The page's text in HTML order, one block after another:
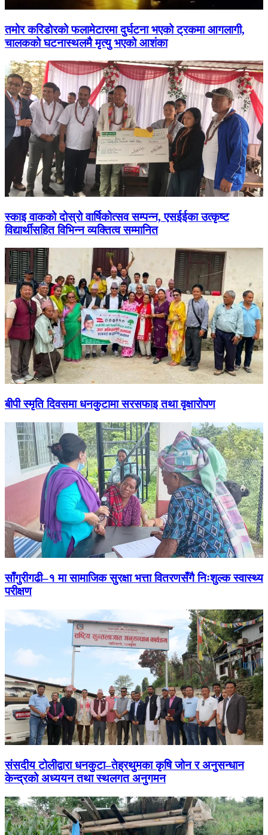
तमोर करिडोरको फलामेटारमा दुर्घटना भएको ट्रकमा आगलागी,
चालकको घटनास्थलमै मृत्यु भएको आशंका
स्काइ वाकको दोस्रो वार्षिकोत्सव सम्पन्न, एसईईका उत्कृष्ट
विद्यार्थीसहित विभिन्न व्यक्तित्व सम्मानित
बीपी स्मृति दिवसमा धनकुटामा सरसफाइ तथा वृक्षारोपण
साँगुरीगढी–१ मा सामाजिक सुरक्षा भत्ता वितरणसँगै निःशुल्क स्वास्थ्य
परीक्षण
संसदीय टोलीद्वारा धनकुटा–तेह्रथुमका कृषि जोन र अनुसन्धान
केन्द्रको अध्ययन तथा स्थलगत अनुगमन